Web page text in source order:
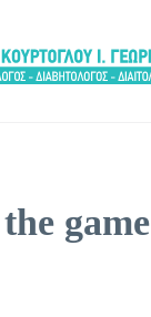
game